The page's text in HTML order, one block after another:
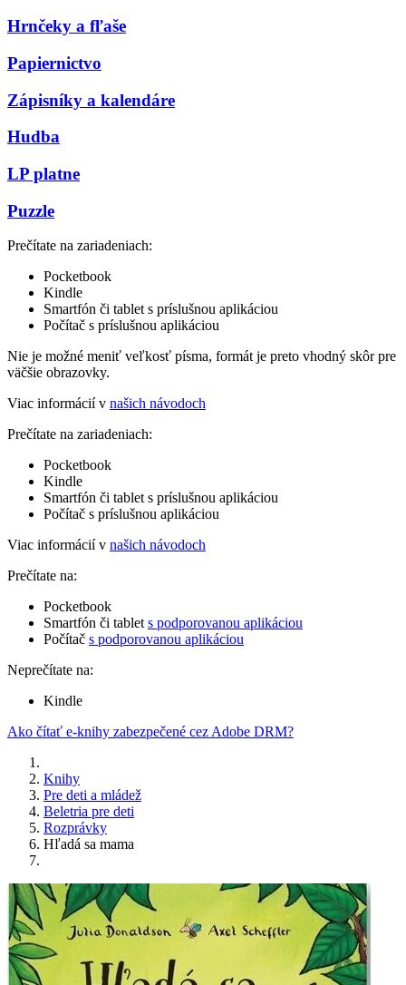
Hrnčeky a fľaše
Papiernictvo
Zápisníky a kalendáre
Hudba
LP platne
Puzzle
Prečítate na zariadeniach:
Pocketbook
Kindle
Smartfón či tablet s príslušnou aplikáciou
Počítač s príslušnou aplikáciou
Nie je možné meniť veľkosť písma, formát je preto vhodný skôr pre
väčšie obrazovky.
Viac informácií v našich návodoch
Prečítate na zariadeniach:
Pocketbook
Kindle
Smartfón či tablet s príslušnou aplikáciou
Počítač s príslušnou aplikáciou
Viac informácií v našich návodoch
Prečítate na:
Pocketbook
Smartfón či tablet s podporovanou aplikáciou
Počítač s podporovanou aplikáciou
Neprečítate na:
Kindle
Ako čítať e-knihy zabezpečené cez Adobe DRM?
Knihy
Pre deti a mládež
Beletria pre deti
Rozprávky
Hľadá sa mama